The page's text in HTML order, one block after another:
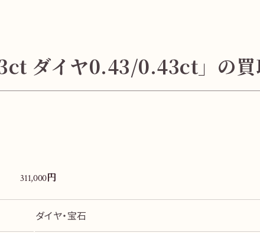
ダイヤ0.43/0.43ct」の
311,000円
ダイヤ・宝石